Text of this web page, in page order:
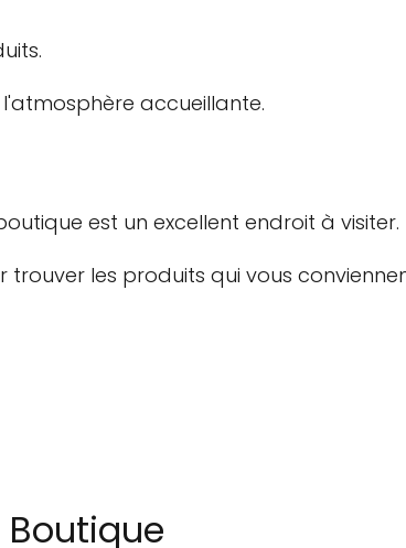
accueillante.
est un excellent endroit à visiter.
les produits qui vous
Boutique